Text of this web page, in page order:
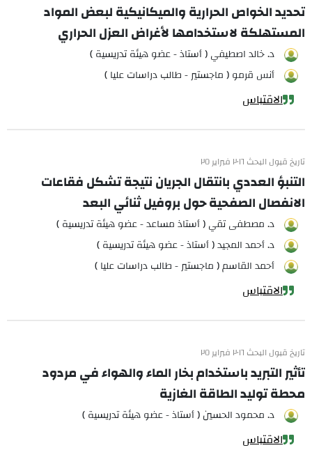
تحديد الخواص الحرارية والميكانيكية لبعض المواد
المستهلكة لاستخدامها لأغراض العزل الحراري
د. خالد اصطيفي ( أستاذ - عضو هيئة تدريسية )
أنس قرمو ( ماجستير - طالب دراسات عليا )
الاقتباس
تاريخ قبول البحث ٢٠١٦ فبراير ٢٥
التنبؤ العددي بانتقال الجريان نتيجة تشكل فقاعات
الانفصال الصفحية حول بروفيل ثنائي البعد
د. مصطفى تقي ( أستاذ مساعد - عضو هيئة تدريسية )
د. أحمد المجيد ( أستاذ - عضو هيئة تدريسية )
أحمد القاسم ( ماجستير - طالب دراسات عليا )
الاقتباس
تاريخ قبول البحث ٢٠١٦ فبراير ٢٥
تأثير التبريد باستخدام بخار الماء والهواء في مردود
محطة توليد الطاقة الغازية
د. محمود الحسين ( أستاذ - عضو هيئة تدريسية )
الاقتباس